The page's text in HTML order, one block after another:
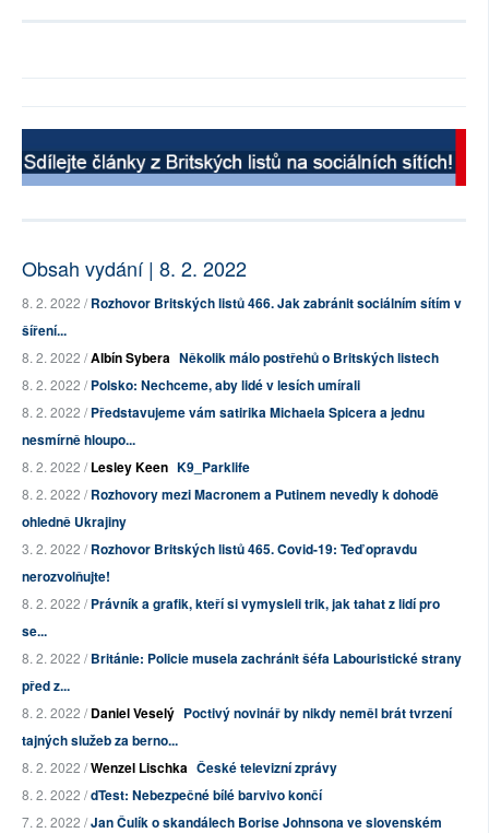
Obsah vydání | 8. 2. 2022
8. 2. 2022 /Rozhovor Britských listů 466. Jak zabránit sociálním sítím v
šíření...
8. 2. 2022 /Albín Sybera Několik málo postřehů o Britských listech
8. 2. 2022 /Polsko: Nechceme, aby lidé v lesích umírali
8. 2. 2022 /Představujeme vám satirika Michaela Spicera a jednu
nesmírně hloupo...
8. 2. 2022 /Lesley Keen K9_Parklife
8. 2. 2022 /Rozhovory mezi Macronem a Putinem nevedly k dohodě
ohledně Ukrajiny
3. 2. 2022 /Rozhovor Britských listů 465. Covid-19: Teď opravdu
nerozvolňujte!
8. 2. 2022 /Právník a grafik, kteří si vymysleli trik, jak tahat z lidí pro
se...
8. 2. 2022 /Británie: Policie musela zachránit šéfa Labouristické strany
před z...
8. 2. 2022 /Daniel Veselý Poctivý novinář by nikdy neměl brát tvrzení
tajných služeb za berno...
8. 2. 2022 /Wenzel Lischka České televizní zprávy
8. 2. 2022 /dTest: Nebezpečné bílé barvivo končí
7. 2. 2022 /Jan Čulík o skandálech Borise Johnsona ve slovenském